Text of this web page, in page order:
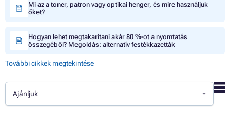
Mi az a toner, patron vagy optikai henger, és mire használjuk
őket?
Hogyan lehet megtakarítani akár 80 %-ot a nyomtatás
összegéből? Megoldás: alternatív festékkazetták
További cikkek megtekintése
Ajánljuk